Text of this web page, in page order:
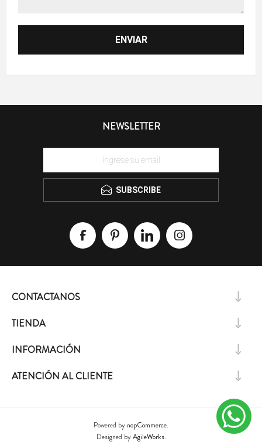
NEWSLETTER
SUBSCRIBE
CONTACTANOS
TIENDA
INFORMACIÓN
ATENCIÓN AL CLIENTE
Powered by nopCommerce.
Designed byAgileWorks.